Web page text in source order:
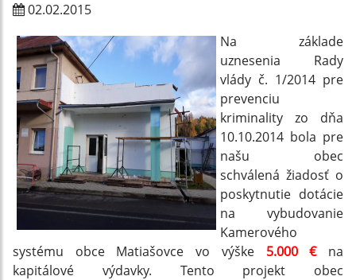
02.02.2015
Na základe
uznesenia Rady
vlády č. 1/2014 pre
prevenciu
kriminality zo dňa
10.10.2014 bola pre
našu obec
schválená žiadosť o
poskytnutie dotácie
na vybudovanie
Kamerového
systému obce Matiašovce vo výške 5.000 € na
kapitálové výdavky. Tento projekt obec